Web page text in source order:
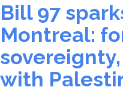
Bill 97
Montreal:
with